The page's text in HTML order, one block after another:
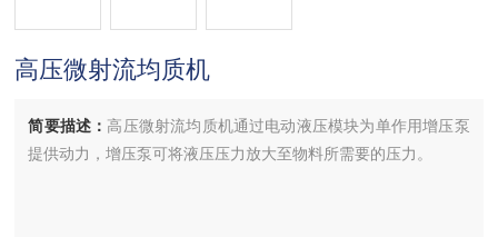
高压微射流均质机
简要描述： 高压微射流均质机通过电动液压模块为单作用增压泵
提供动力，增压泵可将液压压力放大至物料所需要的压力。